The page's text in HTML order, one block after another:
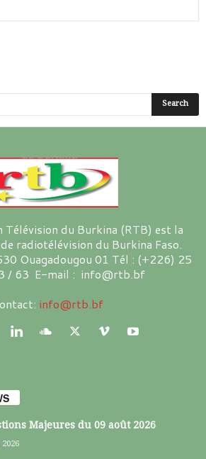
Télévision du Burkina (RTB) est la
radiotélévision du Burkina Faso.
Ouagadougou 01 Tél : (+226) 25
/ 63 E-mail : info@rtb.bf
info@rtb.bf
Majeures du 09 août 2026